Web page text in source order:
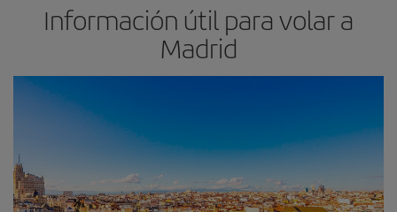
Información útil para volar a
Madrid